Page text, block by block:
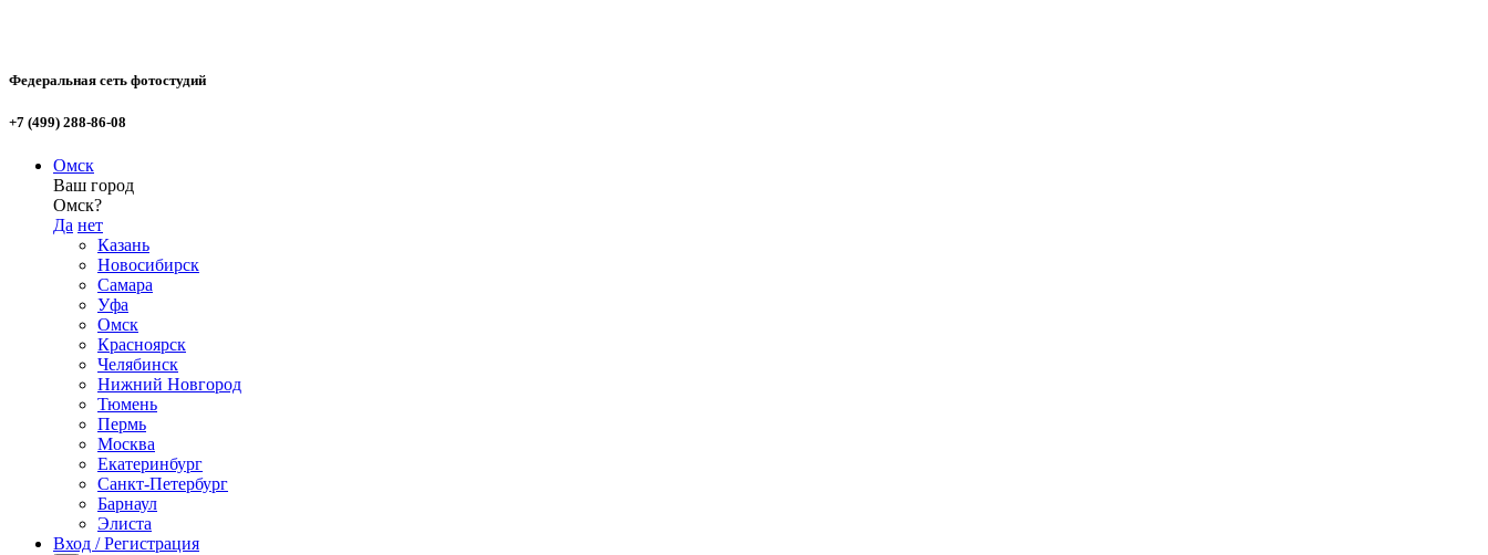
Федеральная сеть фотостудий
+7 (499) 288-86-08
Омск
Ваш город
Омск?
Да нет
Казань
Новосибирск
Самара
Уфа
Омск
Красноярск
Челябинск
Нижний Новгород
Тюмень
Пермь
Москва
Екатеринбург
Санкт-Петербург
Барнаул
Элиста
Вход / Регистрация